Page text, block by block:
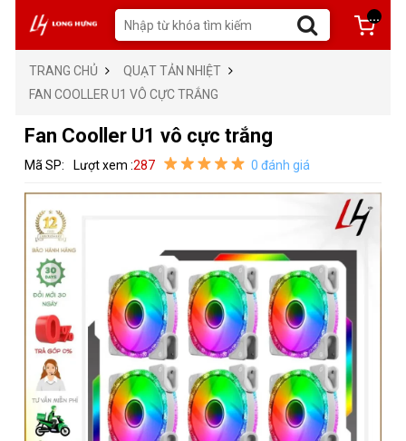
...
TRANG CHỦ
QUẠT TẢN NHIỆT
FAN COOLLER U1 VÔ CỰC TRẮNG
Fan Cooller U1 vô cực trắng
Mã SP: Lượt xem :287 0 đánh giá